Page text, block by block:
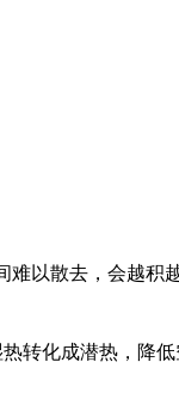
以散去，会越积
转化成潜热，降